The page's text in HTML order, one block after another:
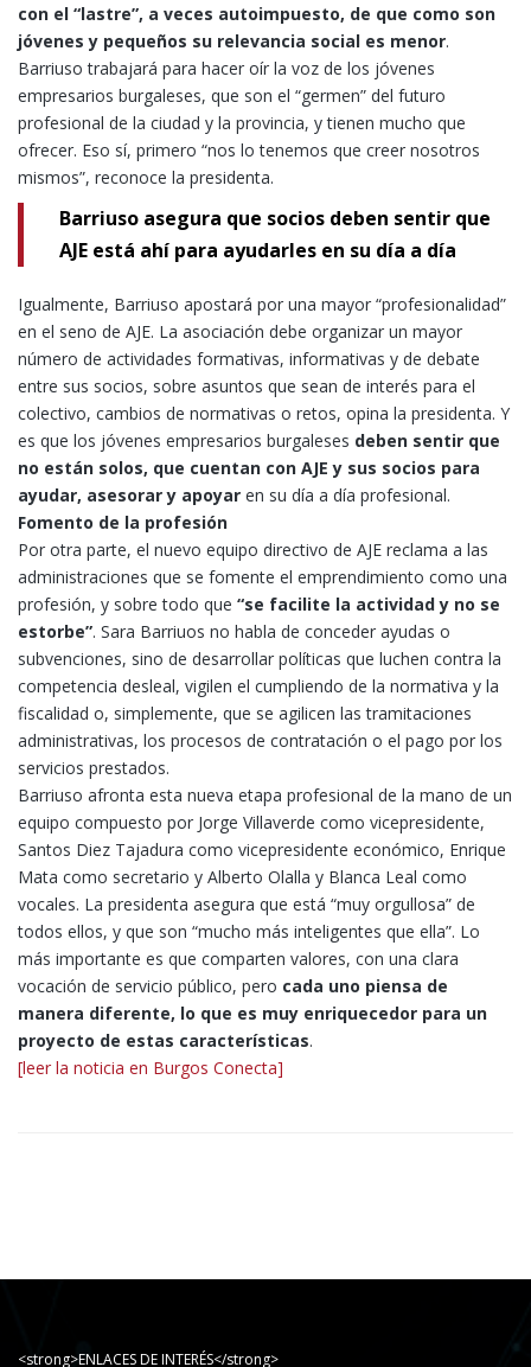
con el “lastre”, a veces autoimpuesto, de que como son
jóvenes y pequeños su relevancia social es menor.
Barriuso trabajará para hacer oír la voz de los jóvenes
empresarios burgaleses, que son el “germen” del futuro
profesional de la ciudad y la provincia, y tienen mucho que
ofrecer. Eso sí, primero “nos lo tenemos que creer nosotros
mismos”, reconoce la presidenta.
Barriuso asegura que socios deben sentir que
AJE está ahí para ayudarles en su día a día
Igualmente, Barriuso apostará por una mayor “profesionalidad”
en el seno de AJE. La asociación debe organizar un mayor
número de actividades formativas, informativas y de debate
entre sus socios, sobre asuntos que sean de interés para el
colectivo, cambios de normativas o retos, opina la presidenta. Y
es que los jóvenes empresarios burgaleses deben sentir que
no están solos, que cuentan con AJE y sus socios para
ayudar, asesorar y apoyar en su día a día profesional.
Fomento de la profesión
Por otra parte, el nuevo equipo directivo de AJE reclama a las
administraciones que se fomente el emprendimiento como una
profesión, y sobre todo que “se facilite la actividad y no se
estorbe”. Sara Barriuos no habla de conceder ayudas o
subvenciones, sino de desarrollar políticas que luchen contra la
competencia desleal, vigilen el cumpliendo de la normativa y la
fiscalidad o, simplemente, que se agilicen las tramitaciones
administrativas, los procesos de contratación o el pago por los
servicios prestados.
Barriuso afronta esta nueva etapa profesional de la mano de un
equipo compuesto por Jorge Villaverde como vicepresidente,
Santos Diez Tajadura como vicepresidente económico, Enrique
Mata como secretario y Alberto Olalla y Blanca Leal como
vocales. La presidenta asegura que está “muy orgullosa” de
todos ellos, y que son “mucho más inteligentes que ella”. Lo
más importante es que comparten valores, con una clara
vocación de servicio público, pero cada uno piensa de
manera diferente, lo que es muy enriquecedor para un
proyecto de estas características.
[leer la noticia en Burgos Conecta]
<strong>ENLACES DE INTERÉS</strong>